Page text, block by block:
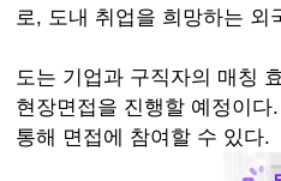
로, 도내 취업을 희망하는 외
도는 기업과 구직자의 매칭
현장면접을 진행할 예정이
통해 면접에 참여할 수 있다.